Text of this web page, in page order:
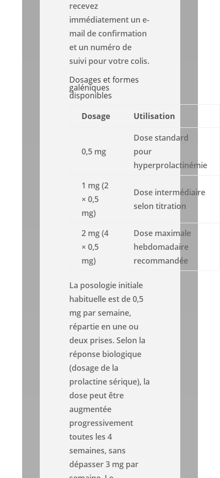
recevez
immédiatement un e-
mail de confirmation
et un numéro de
suivi pour votre colis.
Dosages et formes
galéniques
disponibles
Dosage
Utilisation
0,5 mg
Dose standard
pour
hyperprolactinémie
1 mg (2
× 0,5
mg)
Dose intermédiaire
selon titration
2 mg (4
× 0,5
mg)
Dose maximale
hebdomadaire
recommandée
La posologie initiale
habituelle est de 0,5
mg par semaine,
répartie en une ou
deux prises. Selon la
réponse biologique
(dosage de la
prolactine sérique), la
dose peut être
augmentée
progressivement
toutes les 4
semaines, sans
dépasser 3 mg par